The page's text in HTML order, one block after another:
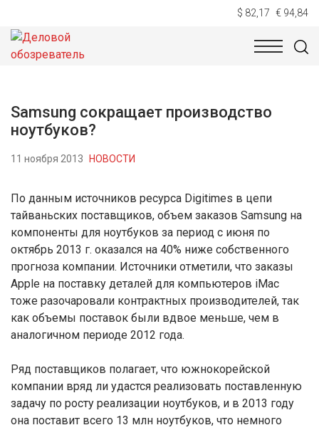
$ 82,17 € 94,84
НОВОСТИ
Samsung сокращает производство
ноутбуков?
11 ноября 2013 НОВОСТИ
По данным источников ресурса Digitimes в цепи
тайваньских поставщиков, объем заказов Samsung на
компоненты для ноутбуков за период с июня по
октябрь 2013 г. оказался на 40% ниже собственного
прогноза компании. Источники отметили, что заказы
Apple на поставку деталей для компьютеров iMac
тоже разочаровали контрактных производителей, так
как объемы поставок были вдвое меньше, чем в
аналогичном периоде 2012 года.
Ряд поставщиков полагает, что южнокорейской
компании вряд ли удастся реализовать поставленную
задачу по росту реализации ноутбуков, и в 2013 году
она поставит всего 13 млн ноутбуков, что немного